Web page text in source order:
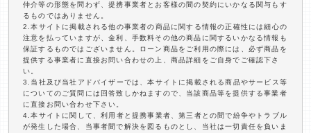
仲介等の形態を問わず、提携事業者とお客様の間の契約にいかなる関与もす
るものではありません。
2.本サイトに掲載される他の事業者の商品に関する情報の正確性には細心の
注意を払っていますが、金利、手数料その他の商品に関するいかなる情報も
保証するものではございません。ローン商品をご利用の際には、必ず商品を
提供する事業者に直接お問い合わせの上、商品詳細をご自身でご確認下さ
い。
3.当社及び当社アドバイザーでは、本サイトに掲載される商品やサービス等
についてのご質問には回答致しかねますので、当該商品等を提供する事業者
に直接お問い合わせ下さい。
4.本サイトに関して、利用者と提携事業者、第三者との間で紛争やトラブル
が発生した場合、当事者間で解決を図るものとし、当社は一切責任を負いま